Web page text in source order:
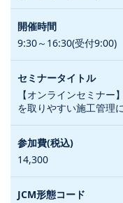
9:30～16:30(受付9:00)
【オンラインセミナ
を取りやすい施工管理
14,300